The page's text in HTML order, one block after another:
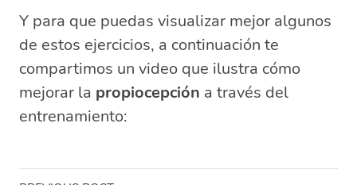
Y para que puedas visualizar mejor algunos
de estos ejercicios, a continuación te
compartimos un video que ilustra cómo
mejorar la propiocepción a través del
entrenamiento: